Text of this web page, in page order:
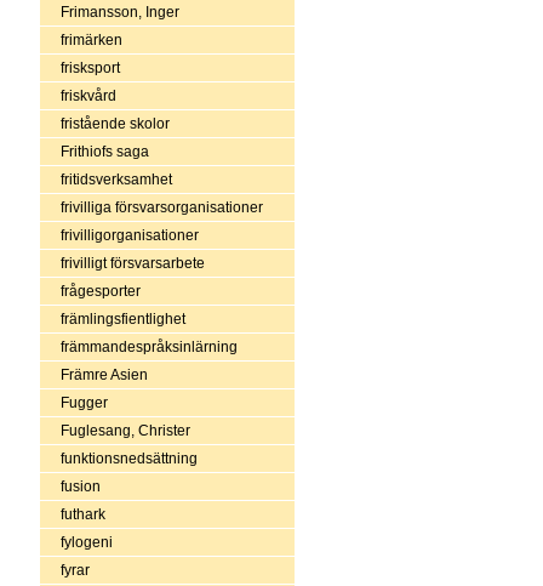
Frimansson, Inger
frimärken
frisksport
friskvård
fristående skolor
Frithiofs saga
fritidsverksamhet
frivilliga försvarsorganisationer
frivilligorganisationer
frivilligt försvarsarbete
frågesporter
främlingsfientlighet
främmandespråksinlärning
Främre Asien
Fugger
Fuglesang, Christer
funktionsnedsättning
fusion
futhark
fylogeni
fyrar